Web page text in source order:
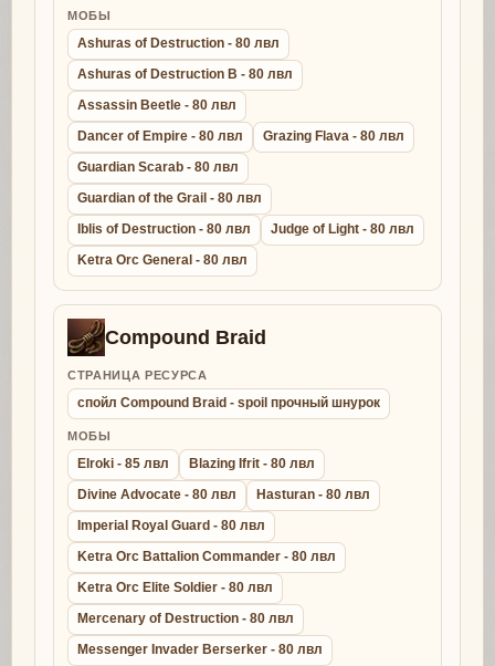
МОБЫ
Ashuras of Destruction - 80 лвл
Ashuras of Destruction B - 80 лвл
Assassin Beetle - 80 лвл
Dancer of Empire - 80 лвл
Grazing Flava - 80 лвл
Guardian Scarab - 80 лвл
Guardian of the Grail - 80 лвл
Iblis of Destruction - 80 лвл
Judge of Light - 80 лвл
Ketra Orc General - 80 лвл
Compound Braid
СТРАНИЦА РЕСУРСА
спойл Compound Braid - spoil прочный шнурок
МОБЫ
Elroki - 85 лвл
Blazing Ifrit - 80 лвл
Divine Advocate - 80 лвл
Hasturan - 80 лвл
Imperial Royal Guard - 80 лвл
Ketra Orc Battalion Commander - 80 лвл
Ketra Orc Elite Soldier - 80 лвл
Mercenary of Destruction - 80 лвл
Messenger Invader Berserker - 80 лвл